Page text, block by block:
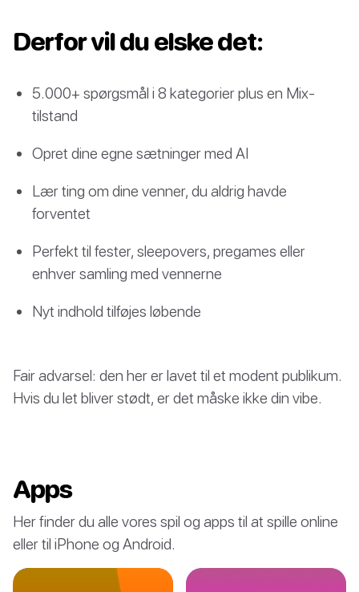
Derfor vil du elske det:
5.000+ spørgsmål i 8 kategorier plus en Mix-
tilstand
Opret dine egne sætninger med AI
Lær ting om dine venner, du aldrig havde
forventet
Perfekt til fester, sleepovers, pregames eller
enhver samling med vennerne
Nyt indhold tilføjes løbende
Fair advarsel: den her er lavet til et modent publikum.
Hvis du let bliver stødt, er det måske ikke din vibe.
Apps
Her finder du alle vores spil og apps til at spille online
eller til iPhone og Android.